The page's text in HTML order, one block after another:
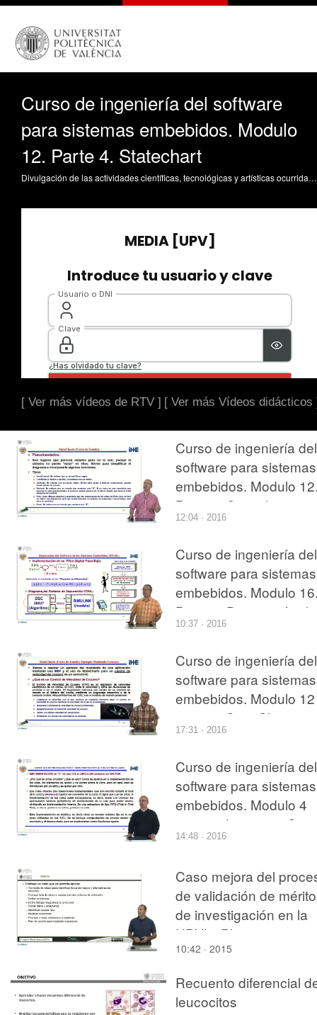
Curso de ingeniería del software
para sistemas embebidos. Modulo
12. Parte 4. Statechart
Divulgación de las actividades científicas, tecnológicas y artísticas ocurridas en los tres campus de la UPV
[ Ver más vídeos de RTV ] [ Ver más Vídeos didácticos
Curso de ingeniería del
software para sistemas
embebidos. Modulo
Parte 3. Statechart
12:04 · 2016
Curso de ingeniería del
software para sistemas
embebidos. Modulo
Parte 4. Depuración
software.
10:37 · 2016
Curso de ingeniería del
software para sistemas
embebidos. Modulo 12
parte 5. StateCharts.
17:31 · 2016
Curso de ingeniería del
software para sistemas
embebidos. Modulo 4
parte 9. Lenguaje C
avanzado
14:48 · 2016
Caso mejora del
de validación de
de investigación en la
UPVlc. Planteamiento
definición del problema
10:42 · 2015
Recuento diferencial
leucocitos